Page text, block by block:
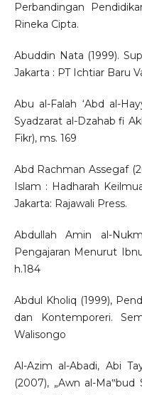
Perbandingan
Rineka Cipta.
Abuddin Nata (1999).
Jakarta : PT Ichtiar Baru
Abu al-Falah ‘Abd al-
Syadzarat al-Dzahab fi
Fikr), ms. 169
Abd Rachman Assegaf
Islam : Hadharah
Jakarta: Rajawali Press.
Abdullah Amin al-
Pengajaran Menurut
h.184
Abdul Kholiq (1999),
dan Kontemporeri.
Walisongo
Al-Azim al-Abadi, Abi
(2007), „Awn al-